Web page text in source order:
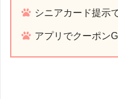
シニアカード提示
アプリでクーポン